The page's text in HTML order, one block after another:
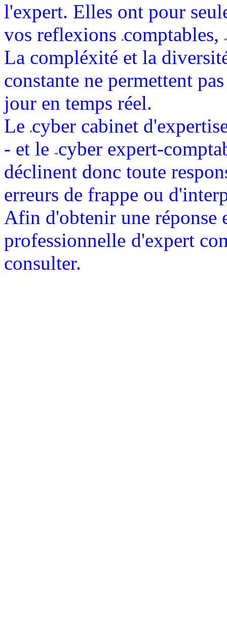
l'expert. Elles ont pour
vos reflexions comptables,
La compléxité et la
constante ne permettent
jour en temps réel.
Le cyber cabinet
- et le cyber expert-
déclinent donc toute
erreurs de frappe ou
Afin d'obtenir une réponse
professionnelle d'expert
consulter.